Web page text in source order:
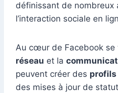
définissant de nombreux
l’interaction sociale en
Au cœur de Facebook se
réseau et la
peuvent créer des profils
des mises à jour de